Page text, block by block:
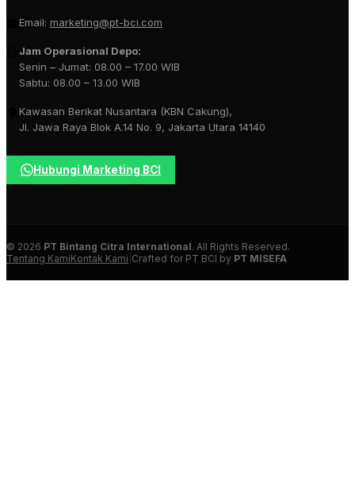
Email: marketing@pt-bci.com
Jam Operasional Depo:
Senin – Jumat: 08.00 – 17.00 WIB
Sabtu: 08.00 – 13.00 WIB
Kawasan Berikat Nusantara (KBN Cakung),
Jl. Jawa Raya Blok A.14 No. 9, Jakarta Utara 14140
Hubungi Marketing BCI
© 2026 PT Bintang Citra International. All Rights Reserved.
Tentang KamiKontak Kami Crafted for PT BCI by PT MISEFA